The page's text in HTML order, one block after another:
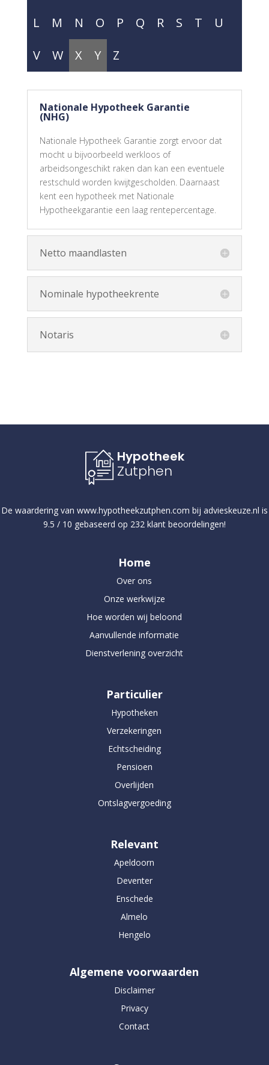
L
M N O P Q R S T
U
V
W X Y Z
Nationale Hypotheek Garantie
(NHG)
Nationale Hypotheek Garantie zorgt ervoor dat
mocht u bijvoorbeeld werkloos of
arbeidsongeschikt raken dan kan een eventuele
restschuld worden kwijtgescholden. Daarnaast
kent een hypotheek met Nationale
Hypotheekgarantie een laag rentepercentage.
Netto maandlasten
Nominale hypotheekrente
Notaris
Hypotheek
Zutphen
De waardering van www.hypotheekzutphen.com bij advieskeuze.nl is
9.5 / 10 gebaseerd op 232 klant beoordelingen!
Home
Over ons
Onze werkwijze
Hoe worden wij beloond
Aanvullende informatie
Dienstverlening overzicht
Particulier
Hypotheken
Verzekeringen
Echtscheiding
Pensioen
Overlijden
Ontslagvergoeding
Relevant
Apeldoorn
Deventer
Enschede
Almelo
Hengelo
Algemene voorwaarden
Disclaimer
Privacy
Contact